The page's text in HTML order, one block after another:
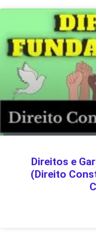
Direitos e
(Direito